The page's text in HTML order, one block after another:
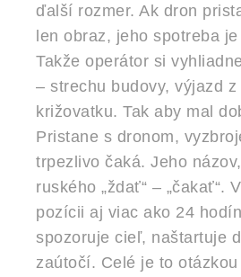
ďalší rozmer. Ak dron
len obraz, jeho spotreba
Takže operátor si
– strechu budovy, výjazd z
križovatku. Tak aby mal
Pristane s dronom,
trpezlivo čaká. Jeho
ruského „ždať“ – „čakať“.
pozícii aj viac ako 24
spozoruje cieľ, naštartuje
zaútočí. Celé je to